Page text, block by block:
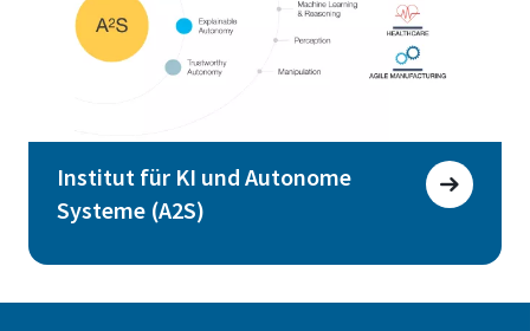
Institut für KI und Autonome
Systeme (A2S)